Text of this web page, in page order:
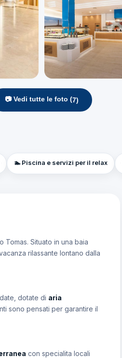
📷 Vedi tutte le foto (7)
🏊 Piscina e servizi per il relax
Tomas. Situato in una baia
rilassante lontano dalla
dotate di aria
sono pensati per garantire il
con specialita locali